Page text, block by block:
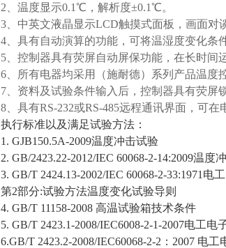
2、温度显示0.1℃，解析度±0.1℃。
3、中英文液晶显示LCD触摸式面板，画面对
4、具有自动演算的功能，可将温湿度变化条
5、控制器具有荧屏自动屏保功能，在长时间
6、所有电器均采用（施耐德）系列产品温度
7、资料及试验条件输入后，控制器具有荧屏
8、具有RS-232或RS-485远程通讯界面，可
执行标准以及满足试验方法：
1. GJB150.5A-2009温度冲击试验
2. GB/2423.22-2012/IEC 60068-2-14:2009温度
3. GB/T 2424.13-2002/IEC 60068-2-33:1971电
第2部分:试验方法温度变化试验导则
4. GB/T 11158-2008 高温试验箱技术条件
5. GB/T 2423.1-2008/IEC6008-2-1-2007电工
6.GB/T 2423.2-2008/IEC60068-2-2：2007 电